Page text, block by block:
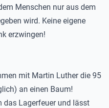
Menschen nur aus dem
wird. Keine eigene
erzwingen!
mit Martin Luther die 95
an einen Baum!
das Lagerfeuer und lässt